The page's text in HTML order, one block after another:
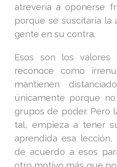
atrevería a oponerse
porque se suscitaría la
gente en su contra.
Esos son los valores
reconoce como
mantienen
únicamente porque
grupos de poder. Pero
tal, empieza a tener
aprendida esa
de acuerdo a esos